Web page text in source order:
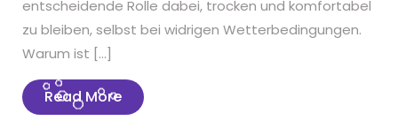
entscheidende Rolle dabei, trocken und komfortabel
zu bleiben, selbst bei widrigen Wetterbedingungen.
Warum ist […]
Read MoreRead
More